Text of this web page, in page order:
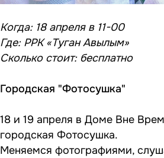
Когда: 18 апреля в 11-00
Где: РРК «Туган Авылым»
Сколько стоит: бесплатно
Городская "Фотосушка"
18 и 19 апреля в Доме Вне
городская Фотосушка.
Меняемся фотографиями,